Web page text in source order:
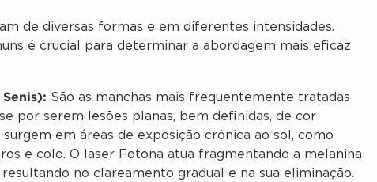
de diversas formas e em diferentes intensidades.
é crucial para determinar a abordagem mais eficaz
São as manchas mais frequentemente tratadas
por serem lesões planas, bem definidas, de cor
em áreas de exposição crônica ao sol, como
e colo. O laser Fotona atua fragmentando a melanina
no clareamento gradual e na sua eliminação.